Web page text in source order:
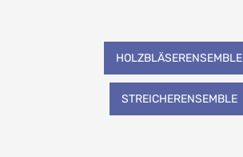
Beitragsnavigation
HOLZBLÄSERENSEMBLE
STREICHERENSEMBLE